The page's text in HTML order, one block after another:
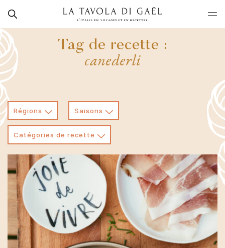
content
La
Tavola
di
Rechercher
Tag de recette :
canederli
Régions Saisons
Catégories de recette
Trentin-Haut-Adige
Soupes et minestroni
Toute l'année